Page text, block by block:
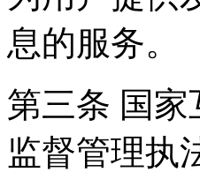
息的服务。
第三条 国
监督管理执